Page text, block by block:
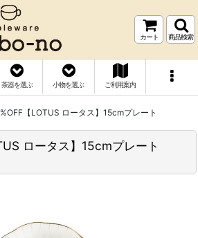
カート 商品検索
茶器を選ぶ 小物を選ぶ ご利用案内
【LOTUS ロータス】15cmプレート
ロータス】15cmプレート